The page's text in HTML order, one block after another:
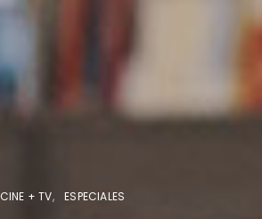
CINE + TV ESPECIALES